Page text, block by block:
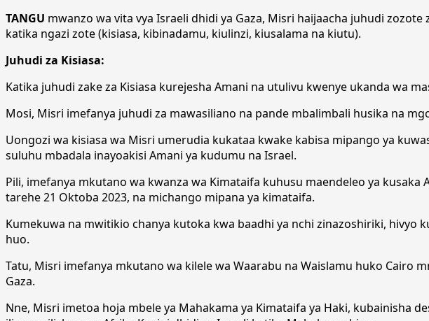
TANGU mwanzo wa vita vya Israeli dhidi ya Gaza, Misri haijaacha juhudi
katika ngazi zote (kisiasa, kibinadamu, kiulinzi, kiusalama na kiutu).
Juhudi za Kisiasa:
Katika juhudi zake za Kisiasa kurejesha Amani na utulivu kwenye ukanda wa
Mosi, Misri imefanya juhudi za mawasiliano na pande mbalimbali husika na
Uongozi wa kisiasa wa Misri umerudia kukataa kwake kabisa mipango ya
suluhu mbadala inayoakisi Amani ya kudumu na Israel.
Pili, imefanya mkutano wa kwanza wa Kimataifa kuhusu maendeleo ya
tarehe 21 Oktoba 2023, na michango mipana ya kimataifa.
Kumekuwa na mwitikio chanya kutoka kwa baadhi ya nchi zinazoshiriki,
huo.
Tatu, Misri imefanya mkutano wa kilele wa Waarabu na Waislamu huko Cairo
Gaza.
Nne, Misri imetoa hoja mbele ya Mahakama ya Kimataifa ya Haki, kubainisha